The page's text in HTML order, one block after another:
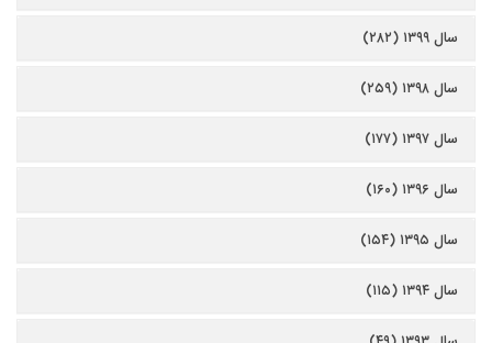
سال ۱۳۹۹ (۲۸۲)
سال ۱۳۹۸ (۲۵۹)
سال ۱۳۹۷ (۱۷۷)
سال ۱۳۹۶ (۱۶۰)
سال ۱۳۹۵ (۱۵۴)
سال ۱۳۹۴ (۱۱۵)